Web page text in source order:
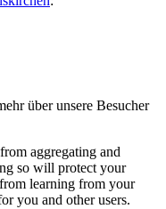
über unsere Besucher
aggregating and
so will protect your
learning from your
you and other users.